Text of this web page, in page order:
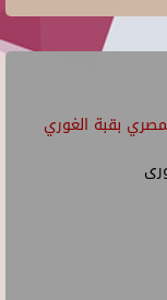
بقبة الغوري